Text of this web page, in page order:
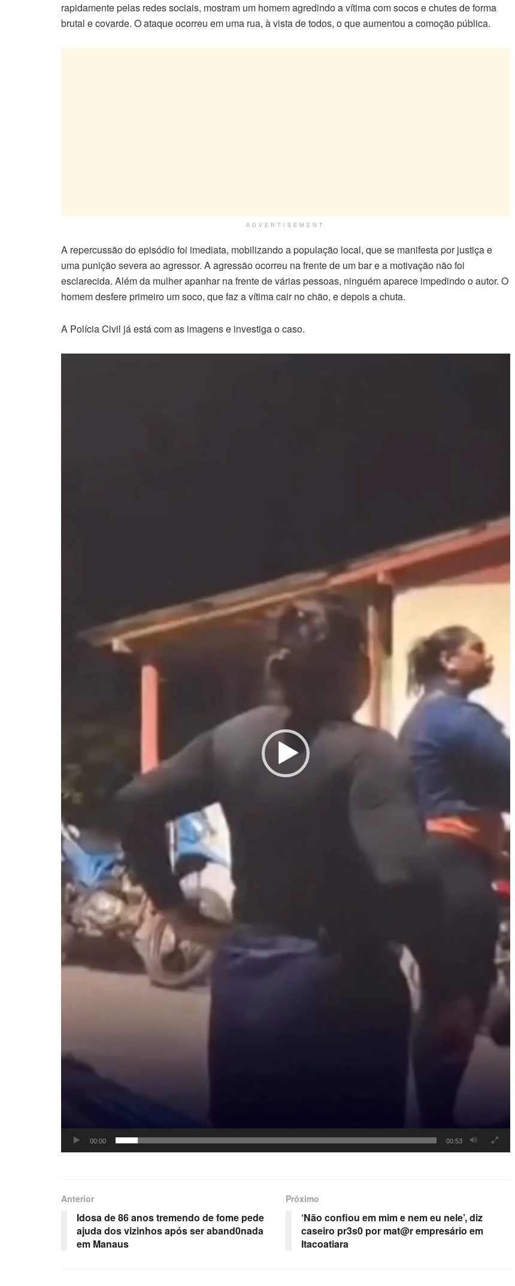
rapidamente pelas redes sociais, mostram um homem agredindo a vítima com socos e chutes de forma
brutal e covarde. O ataque ocorreu em uma rua, à vista de todos, o que aumentou a comoção pública.
ADVERTISEMENT
A repercussão do episódio foi imediata, mobilizando a população local, que se manifesta por justiça e
uma punição severa ao agressor. A agressão ocorreu na frente de um bar e a motivação não foi
esclarecida. Além da mulher apanhar na frente de várias pessoas, ninguém aparece impedindo o autor. O
homem desfere primeiro um soco, que faz a vítima cair no chão, e depois a chuta.
A Polícia Civil já está com as imagens e investiga o caso.
00:00 00:53
Anterior
Idosa de 86 anos tremendo de fome pede
ajuda dos vizinhos após ser aband0nada
em Manaus
Próximo
‘Não confiou em mim e nem eu nele’, diz
caseiro pr3s0 por mat@r empresário em
Itacoatiara